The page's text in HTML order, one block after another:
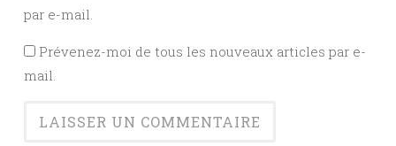
par e-mail.
Prévenez-moi de tous les nouveaux articles par e-
mail.